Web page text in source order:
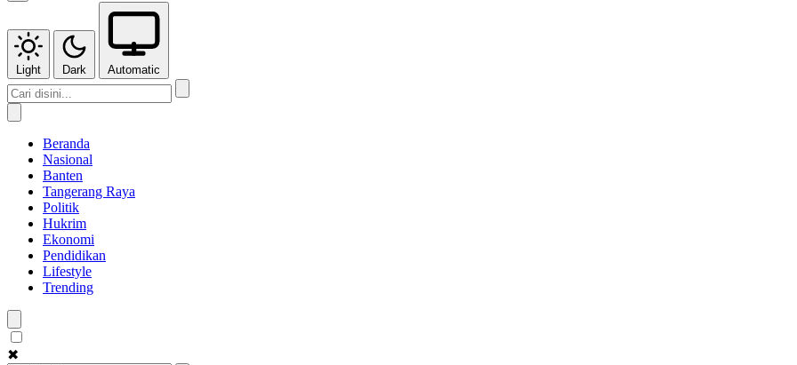
Light Dark Automatic
Beranda
Nasional
Banten
Tangerang Raya
Politik
Hukrim
Ekonomi
Pendidikan
Lifestyle
Trending
✖